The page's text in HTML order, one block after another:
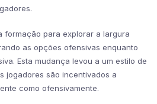
formação para explorar a largura
as opções ofensivas enquanto
Esta mudança levou a um estilo de
jogadores são incentivados a
como ofensivamente.